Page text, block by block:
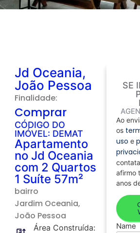
Jd Oceania,
João Pessoa
Finalidade:
Comprar
CÓDIGO DO
IMÓVEL: DEMAT
Apartamento
no Jd Oceania
com 2 Quartos
1 Suíte 57m²
bairro
Jardim Oceania,
João Pessoa
Área Construída:
SE
Ao
os
uso e
afirmo
anos
Name